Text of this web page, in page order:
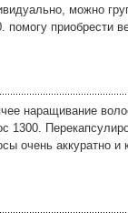
можно
помогу приобрести
наращивание
1300.
очень аккуратно и